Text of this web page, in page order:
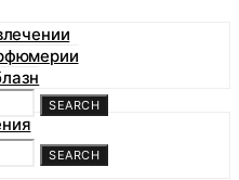
SEARCH
SEARCH